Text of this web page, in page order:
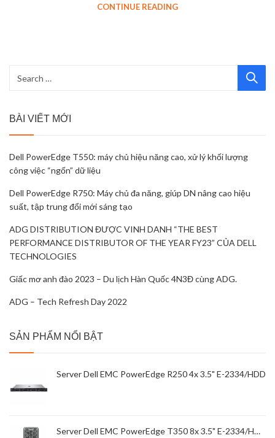
CONTINUE READING
BÀI VIẾT MỚI
Dell PowerEdge T550: máy chủ hiệu năng cao, xử lý khối lượng
công việc “ngốn” dữ liệu
Dell PowerEdge R750: Máy chủ đa năng, giúp DN nâng cao hiệu
suất, tập trung đổi mới sáng tạo
ADG DISTRIBUTION ĐƯỢC VINH DANH “THE BEST
PERFORMANCE DISTRIBUTOR OF THE YEAR FY23” CỦA DELL
TECHNOLOGIES
Giấc mơ anh đào 2023 – Du lịch Hàn Quốc 4N3Đ cùng ADG.
ADG – Tech Refresh Day 2022
SẢN PHẨM NỔI BẬT
Server Dell EMC PowerEdge R250 4x 3.5" E-2334/HDD
Server Dell EMC PowerEdge T350 8x 3.5" E-2334/HDD